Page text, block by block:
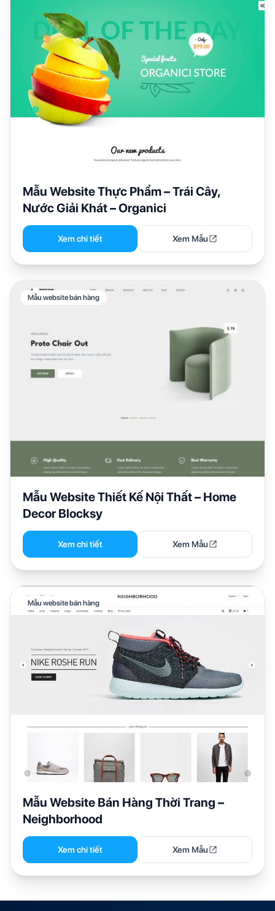
Mẫu Website Thực Phẩm – Trái Cây,
Nước Giải Khát – Organici
Xem chi tiết Xem Mẫu
Mẫu website bán hàng
Mẫu Website Thiết Kế Nội Thất – Home
Decor Blocksy
Xem chi tiết Xem Mẫu
Mẫu website bán hàng
Mẫu Website Bán Hàng Thời Trang –
Neighborhood
Xem chi tiết Xem Mẫu